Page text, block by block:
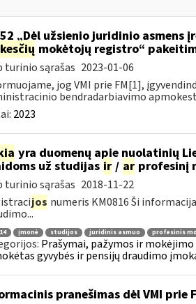
„Dėl užsienio juridinio asmens
mokėtojų registro“
turinio sąrašas 2023-01-06
jog VMI prie FM[1],
bendradarbiavimo
2023
yra duomenų apie nuolatinių
už studijas ir/ arprofesinį
turinio sąrašas 2018-11-22
jos numeris KM0816 Ši
įmonė studijos juridinis asmuo profesinis
Prašymai, pažymos ir
gyvybės ir pensijų draudimo
pranešimas dėl VMI prie